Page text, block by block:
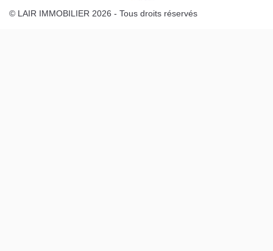
© LAIR IMMOBILIER 2026 - Tous droits réservés